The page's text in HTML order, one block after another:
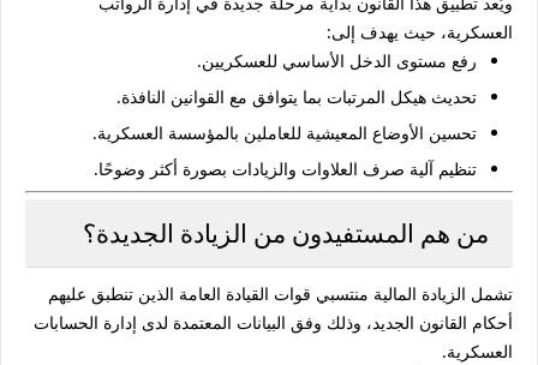
العسكرية، حيث يهدف إلى:
رفع مستوى الدخل الأساسي للعسكريين.
تحديث هيكل المرتبات بما يتوافق مع القوانين النافذة.
تحسين الأوضاع المعيشية للعاملين بالمؤسسة العسكرية.
تنظيم آلية صرف العلاوات والزيادات بصورة أكثر وضوحًا.
من هم المستفيدون من الزيادة الجديدة؟
تشمل الزيادة المالية منتسبي قوات القيادة العامة الذين تنطبق عليهم
أحكام القانون الجديد، وذلك وفق البيانات المعتمدة لدى إدارة الحسابات
العسكرية.